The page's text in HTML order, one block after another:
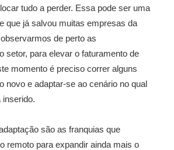
tudo a perder. Essa pode ser uma
que já salvou muitas empresas da
de perto as
setor, para elevar o faturamento de
momento é preciso correr alguns
novo e adaptar-se ao cenário no qual
inserido.
são as franquias que
remoto para expandir ainda mais o